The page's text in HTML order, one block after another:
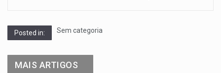
Posted in: Sem categoria
MAIS ARTIGOS